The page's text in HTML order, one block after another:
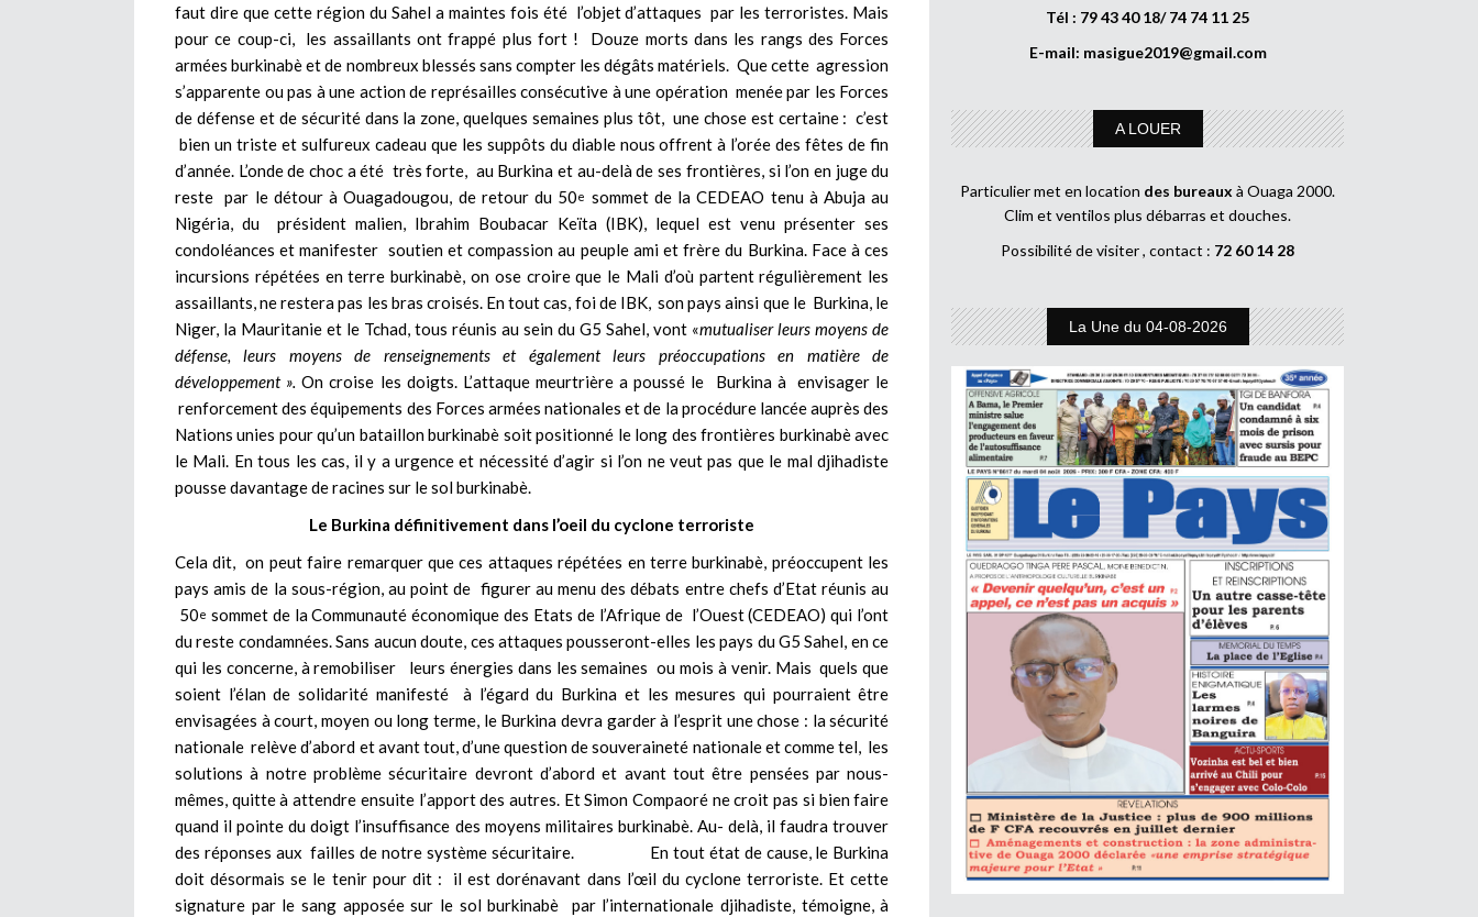
faut dire que cette région du Sahel a maintes fois été l’objet d’attaques par les terroristes. Mais
pour ce coup-ci, les assaillants ont frappé plus fort ! Douze morts dans les rangs des Forces
armées burkinabè et de nombreux blessés sans compter les dégâts matériels. Que cette agression
s’apparente ou pas à une action de représailles consécutive à une opération menée par les Forces
de défense et de sécurité dans la zone, quelques semaines plus tôt, une chose est certaine : c’est
bien un triste et sulfureux cadeau que les suppôts du diable nous offrent à l’orée des fêtes de fin
d’année. L’onde de choc a été très forte, au Burkina et au-delà de ses frontières, si l’on en juge du
reste par le détour à Ouagadougou, de retour du 50e sommet de la CEDEAO tenu à Abuja au
Nigéria, du président malien, Ibrahim Boubacar Keïta (IBK), lequel est venu présenter ses
condoléances et manifester soutien et compassion au peuple ami et frère du Burkina. Face à ces
incursions répétées en terre burkinabè, on ose croire que le Mali d’où partent régulièrement les
assaillants, ne restera pas les bras croisés. En tout cas, foi de IBK, son pays ainsi que le Burkina, le
Niger, la Mauritanie et le Tchad, tous réunis au sein du G5 Sahel, vont «mutualiser leurs moyens de
défense, leurs moyens de renseignements et également leurs préoccupations en matière de
développement ».On croise les doigts. L’attaque meurtrière a poussé le Burkina à envisager le
renforcement des équipements des Forces armées nationales et de la procédure lancée auprès des
Nations unies pour qu’un bataillon burkinabè soit positionné le long des frontières burkinabè avec
le Mali. En tous les cas, il y a urgence et nécessité d’agir si l’on ne veut pas que le mal djihadiste
pousse davantage de racines sur le sol burkinabè.
Le Burkina définitivement dans l’oeil du cyclone terroriste
Cela dit, on peut faire remarquer que ces attaques répétées en terre burkinabè, préoccupent les
pays amis de la sous-région, au point de figurer au menu des débats entre chefs d’Etat réunis au
50e sommet de la Communauté économique des Etats de l’Afrique de l’Ouest (CEDEAO) qui l’ont
du reste condamnées. Sans aucun doute, ces attaques pousseront-elles les pays du G5 Sahel, en ce
qui les concerne, à remobiliser leurs énergies dans les semaines ou mois à venir. Mais quels que
soient l’élan de solidarité manifesté à l’égard du Burkina et les mesures qui pourraient être
envisagées à court, moyen ou long terme, le Burkina devra garder à l’esprit une chose : la sécurité
nationale relève d’abord et avant tout, d’une question de souveraineté nationale et comme tel, les
solutions à notre problème sécuritaire devront d’abord et avant tout être pensées par nous-
mêmes, quitte à attendre ensuite l’apport des autres. Et Simon Compaoré ne croit pas si bien faire
quand il pointe du doigt l’insuffisance des moyens militaires burkinabè. Au- delà, il faudra trouver
des réponses aux failles de notre système sécuritaire. En tout état de cause, le Burkina
doit désormais se le tenir pour dit : il est dorénavant dans l’œil du cyclone terroriste. Et cette
signature par le sang apposée sur le sol burkinabè par l’internationale djihadiste, témoigne, à
Tél : 79 43 40 18/ 74 74 11 25
E-mail: masigue2019@gmail.com
A LOUER
Particulier met en location des bureaux à Ouaga 2000.
Clim et ventilos plus débarras et douches.
Possibilité de visiter , contact : 72 60 14 28
La Une du 04-08-2026